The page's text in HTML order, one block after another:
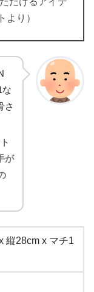
より）
な
さ
が
縦28cm x マチ1